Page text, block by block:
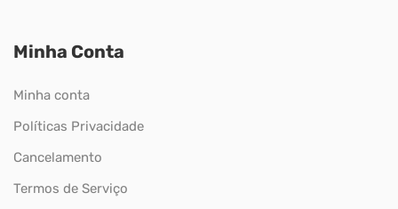
Minha Conta
Minha conta
Políticas Privacidade
Cancelamento
Termos de Serviço